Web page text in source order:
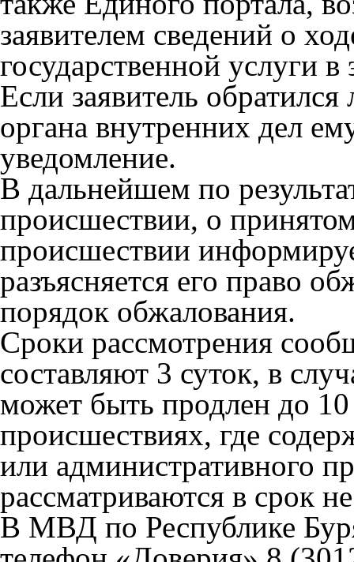
заявителем сведений о
государственной услуги
Если заявитель
органа внутренних дел
уведомление.
В дальнейшем по
происшествии, о
происшествии
разъясняется его право
порядок обжалования.
Сроки рассмотрения
составляют 3 суток, в
может быть продлен до
происшествиях, где
или административного
рассматриваются в срок
В МВД по Республике